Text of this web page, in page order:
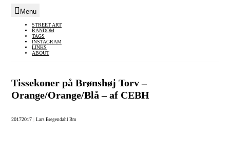
Skip
content
Menu
STREET ART
RANDOM
TAGS
INSTAGRAM
LINKS
ABOUT
Tissekoner på Brønshøj Torv –
Orange/Orange/Blå – af CEBH
20172017 Lars Bregendahl Bro